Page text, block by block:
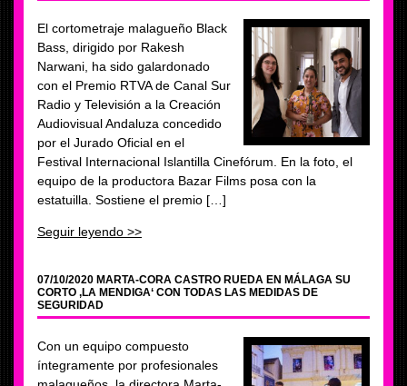
El cortometraje malagueño Black
Bass, dirigido por Rakesh
Narwani, ha sido galardonado
con el Premio RTVA de Canal Sur
Radio y Televisión a la Creación
Audiovisual Andaluza concedido
por el Jurado Oficial en el
Festival Internacional Islantilla Cinefórum. En la foto, el
equipo de la productora Bazar Films posa con la
estatuilla. Sostiene el premio […]
Seguir leyendo >>
07/10/2020 MARTA-CORA CASTRO RUEDA EN MÁLAGA SU
CORTO ‚LA MENDIGA‘ CON TODAS LAS MEDIDAS DE
SEGURIDAD
Con un equipo compuesto
íntegramente por profesionales